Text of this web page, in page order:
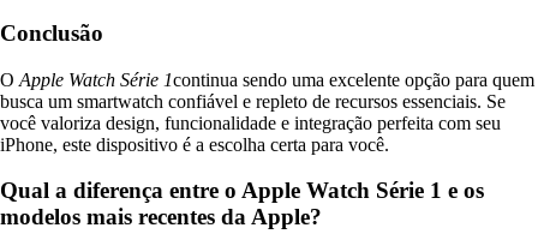
Conclusão
O Apple Watch Série 1continua sendo uma excelente opção para quem
busca um smartwatch confiável e repleto de recursos essenciais. Se
você valoriza design, funcionalidade e integração perfeita com seu
iPhone, este dispositivo é a escolha certa para você.
Qual a diferença entre o Apple Watch Série 1 e os
modelos mais recentes da Apple?